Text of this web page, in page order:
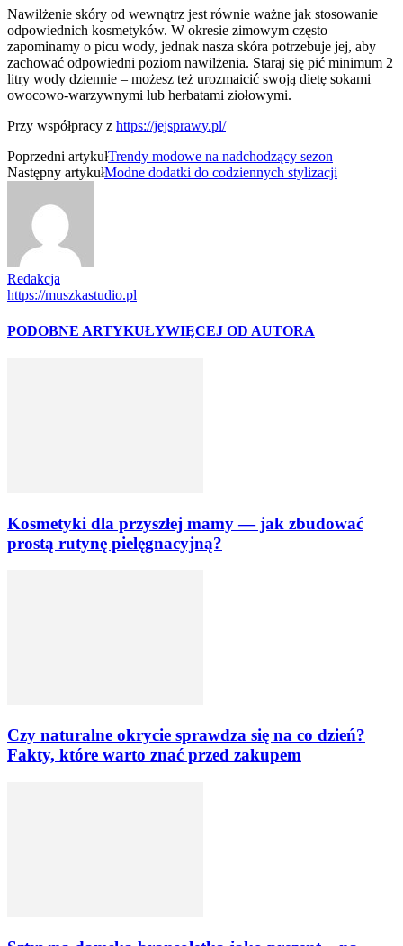
Nawilżenie skóry od wewnątrz jest równie ważne jak stosowanie
odpowiednich kosmetyków. W okresie zimowym często
zapominamy o picu wody, jednak nasza skóra potrzebuje jej, aby
zachować odpowiedni poziom nawilżenia. Staraj się pić minimum 2
litry wody dziennie – możesz też urozmaicić swoją dietę sokami
owocowo-warzywnymi lub herbatami ziołowymi.
Przy współpracy z https://jejsprawy.pl/
Poprzedni artykułTrendy modowe na nadchodzący sezon
Następny artykułModne dodatki do codziennych stylizacji
Redakcja
https://muszkastudio.pl
PODOBNE ARTYKUŁYWIĘCEJ OD AUTORA
Kosmetyki dla przyszłej mamy — jak zbudować
prostą rutynę pielęgnacyjną?
Czy naturalne okrycie sprawdza się na co dzień?
Fakty, które warto znać przed zakupem